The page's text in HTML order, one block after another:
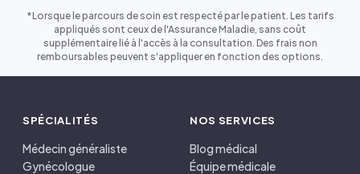
*Lorsque le parcours de soin est respecté par le patient. Les tarifs
appliqués sont ceux de l'Assurance Maladie, sans coût
supplémentaire lié à l'accès à la consultation. Des frais non
remboursables peuvent s'appliquer en fonction des options.
SPÉCIALITÉS
Médecin généraliste
Gynécologue
NOS SERVICES
Blog médical
Équipe médicale